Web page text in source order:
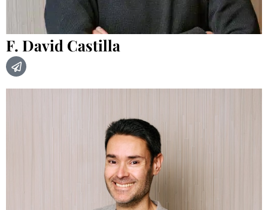
F. David Castilla